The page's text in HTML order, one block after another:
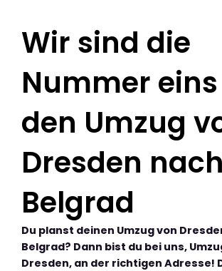
Wir sind die
Nummer
den Umzug
Dresden nach
Belgrad
Du planst deinen Umzug von
Belgrad? Dann bist du bei uns,
Dresden, an der richtigen Adresse!